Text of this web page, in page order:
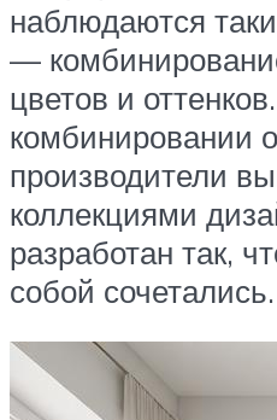
наблюдаются
—
цветов и
комбинировании
производители
коллекциями
разработан так,
собой сочетались.